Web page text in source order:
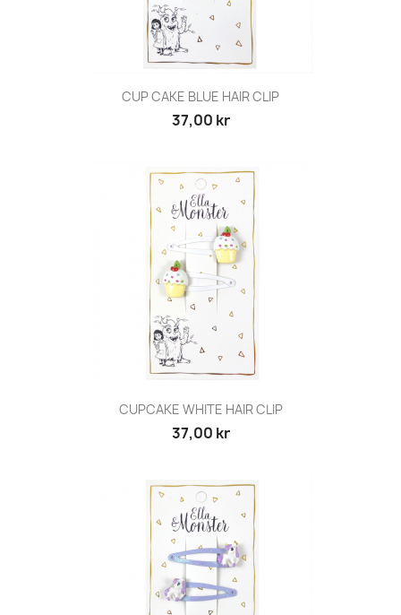
CUP CAKE BLUE HAIR CLIP
37,00 kr
CUPCAKE WHITE HAIR CLIP
37,00 kr